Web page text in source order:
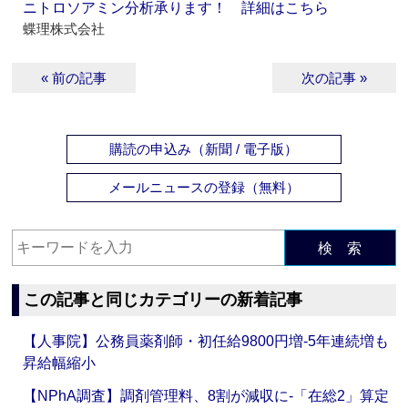
ニトロソアミン分析承ります！ 詳細はこちら
蝶理株式会社
« 前の記事 次の記事 »
購読の申込み（新聞 / 電子版）
メールニュースの登録（無料）
検 索
この記事と同じカテゴリーの新着記事
【人事院】公務員薬剤師・初任給9800円増‐5年連続増も
昇給幅縮小
【NPhA調査】調剤管理料、8割が減収に‐「在総2」算定